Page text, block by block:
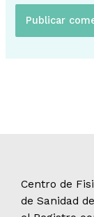
Centro de
de Sanidad